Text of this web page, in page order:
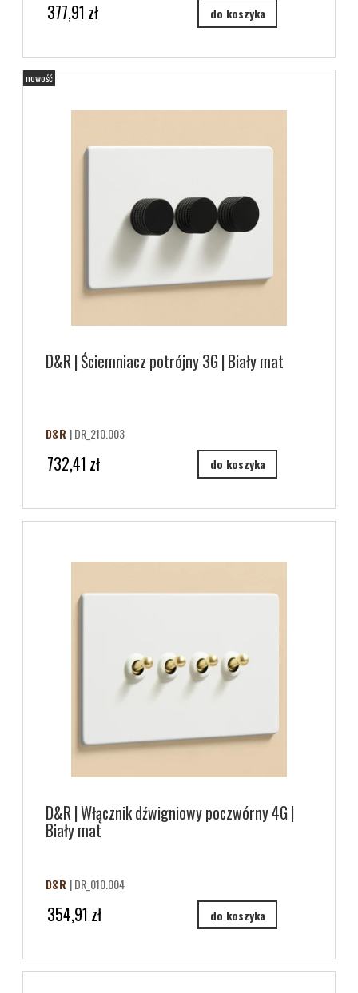
377,91 zł do koszyka
D&R | Ściemniacz potrójny 3G | Biały mat
D&R | DR_210.003
732,41 zł do koszyka
nowość
D&R | Włącznik dźwigniowy poczwórny 4G |
Biały mat
D&R | DR_010.004
354,91 zł do koszyka